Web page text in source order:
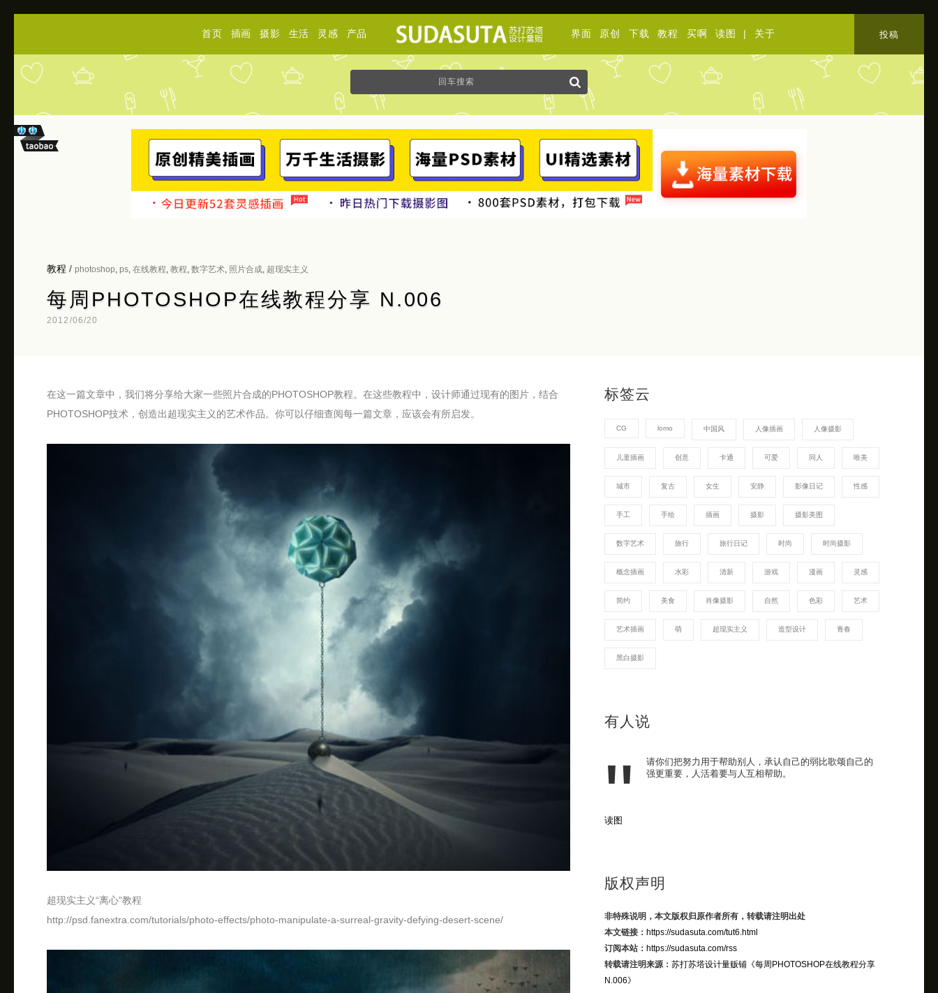
首页 插画 摄影 生活 灵感 产品 界面 原创 下载 教程 买啊 读图 | 关于 投稿
教程 / photoshop ps 在线教程 教程 数字艺术 照片合成 超现实主义
每周PHOTOSHOP在线教程分享 N.006
2012/06/20
在这一篇文章中，我们将分享给大家一些照片合成的PHOTOSHOP教程。在这些教程中，设计师通过现有的图片，结合
PHOTOSHOP技术，创造出超现实主义的艺术作品。你可以仔细查阅每一篇文章，应该会有所启发。
超现实主义“离心”教程
http://psd.fanextra.com/tutorials/photo-effects/photo-manipulate-a-surreal-gravity-defying-desert-scene/
标签云
CG lomo 中国风 人像插画 人像摄影
儿童插画 创意 卡通 可爱 同人 唯美
城市 复古 女生 安静 影像日记 性感
手工 手绘 插画 摄影 摄影美图
数字艺术 旅行 旅行日记 时尚 时尚摄影
概念插画 水彩 清新 游戏 漫画 灵感
简约 美食 肖像摄影 自然 色彩 艺术
艺术插画 萌 超现实主义 造型设计 青春
黑白摄影
有人说
请你们把努力用于帮助别人，承认自己的弱比歌颂自己的
强更重要，人活着要与人互相帮助。
读图
版权声明
非特殊说明，本文版权归原作者所有，转载请注明出处
本文链接： https://sudasuta.com/tut6.html
订阅本站： https://sudasuta.com/rss
转载请注明来源： 苏打苏塔设计量贩铺《每周PHOTOSHOP在线教程分享
N.006》